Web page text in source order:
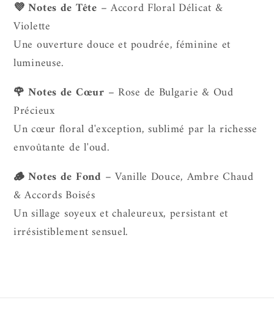
💜 Notes de Tête – Accord Floral Délicat &
Violette
Une ouverture douce et poudrée, féminine et
lumineuse.
🌹 Notes de Cœur – Rose de Bulgarie & Oud
Précieux
Un cœur floral d'exception, sublimé par la richesse
envoûtante de l'oud.
🪵 Notes de Fond – Vanille Douce, Ambre Chaud
& Accords Boisés
Un sillage soyeux et chaleureux, persistant et
irrésistiblement sensuel.